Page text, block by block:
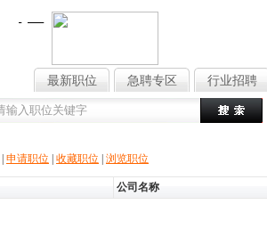
最新职位 急聘专区 行业招聘
申请职位 收藏职位 浏览职位
公司名称